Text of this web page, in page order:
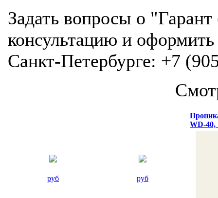
Задать вопросы о
консультацию и
Санкт-Петербурге: +7
руб руб
WD-40,